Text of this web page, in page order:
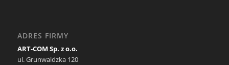
ADRES FIRMY
ART-COM Sp. z o.o.
ul. Grunwaldzka 120